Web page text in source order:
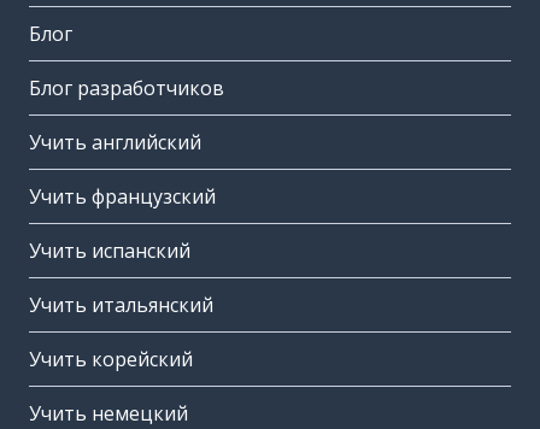
Блог
Блог разработчиков
Учить английский
Учить французский
Учить испанский
Учить итальянский
Учить корейский
Учить немецкий